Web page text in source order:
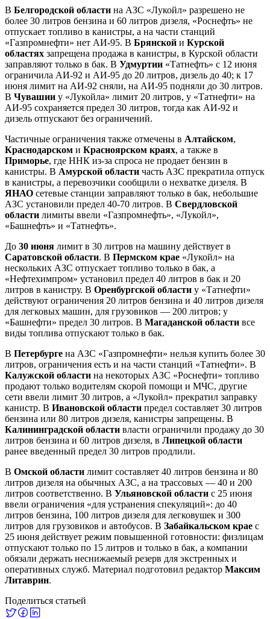
В Белгородской области на АЗС «Лукойл» разрешено не
более 30 литров бензина и 60 литров дизеля, «Роснефть» не
отпускает топливо в канистры, а на части станций
«Газпромнефти» нет АИ-95. В Брянской и Курской
областях запрещена продажа в канистры, в Курской области
заправляют только в бак. В Удмуртии «Татнефть» с 12 июня
ограничила АИ-92 и АИ-95 до 20 литров, дизель до 40; к 17
июня лимит на АИ-92 сняли, на АИ-95 подняли до 30 литров.
В Чувашии у «Лукойла» лимит 20 литров, у «Татнефти» на
АИ-95 сохраняется предел 30 литров, тогда как АИ-92 и
дизель отпускают без ограничений.
Частичные ограничения также отмечены в Алтайском,
Краснодарском и Красноярском краях, а также в
Приморье, где ННК из-за спроса не продает бензин в
канистры. В Амурской области часть АЗС прекратила отпуск
в канистры, а перевозчики сообщили о нехватке дизеля. В
ЯНАО сетевые станции заправляют только в бак, небольшие
АЗС установили предел 40-70 литров. В Свердловской
области лимиты ввели «Газпромнефть», «Лукойл»,
«Башнефть» и «Татнефть».
До 30 июня лимит в 30 литров на машину действует в
Саратовской области. В Пермском крае «Лукойл» на
нескольких АЗС отпускает топливо только в бак, а
«Нефтехимпром» установил предел 40 литров в бак и 20
литров в канистру. В Оренбургской области у «Татнефти»
действуют ограничения 20 литров бензина и 40 литров дизеля
для легковых машин, для грузовиков — 200 литров; у
«Башнефти» предел 30 литров. В Магаданской области все
виды топлива отпускают только в бак.
В Петербурге на АЗС «Газпромнефти» нельзя купить более 30
литров, ограничения есть и на части станций «Татнефти». В
Калужской области на некоторых АЗС «Роснефти» топливо
продают только водителям скорой помощи и МЧС, другие
сети ввели лимит 30 литров, а «Лукойл» прекратил заправку
канистр. В Ивановской области предел составляет 30 литров
бензина или 80 литров дизеля, канистры запрещены. В
Калининградской области власти ограничили продажу до 30
литров бензина и 60 литров дизеля, в Липецкой области
ранее введенный предел 30 литров продлили.
В Омской области лимит составляет 40 литров бензина и 80
литров дизеля на обычных АЗС, а на трассовых — 40 и 200
литров соответственно. В Ульяновской области с 25 июня
ввели ограничения «для устранения спекуляций»: до 40
литров бензина, 100 литров дизеля для легковушек и 300
литров для грузовиков и автобусов. В Забайкальском крае с
25 июня действует режим повышенной готовности: физлицам
отпускают только по 15 литров и только в бак, а компании
обязали держать неснижаемый резерв для экстренных и
оперативных служб. Материал подготовил редактор Максим
Литаврин.
Поделиться статьей